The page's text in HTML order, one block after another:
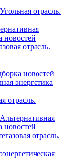
отрасль.
новостей
отрасль.
новостей
энергетика
отрасль.
новостей
отрасль.